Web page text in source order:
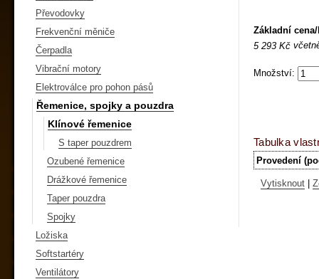
Převodovky
Frekvenční měniče
Čerpadla
Vibrační motory
Elektroválce pro pohon pásů
Řemenice, spojky a pouzdra
Klínové řemenice
S taper pouzdrem
Ozubené řemenice
Drážkové řemenice
Taper pouzdra
Spojky
Ložiska
Softstartéry
Ventilátory
Základní
5 293 Kč
Množství:
Tabulka
Provedení
Vytisknout